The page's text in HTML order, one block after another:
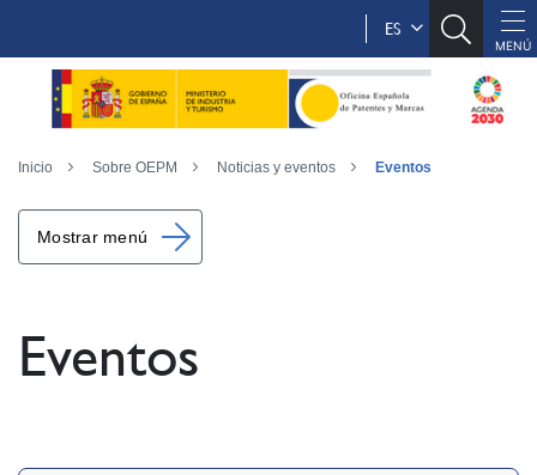
ES
Inicio Sobre OEPM Noticias y eventos Eventos
Mostrar menú
Eventos